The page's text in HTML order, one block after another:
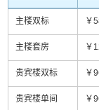
主楼双标 ￥
主楼套房 ￥
贵宾楼双标 ￥
贵宾楼单间 ￥